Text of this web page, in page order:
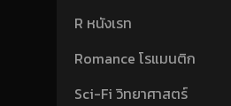
R หนังเรท
Romance โรแมนติก
Sci-Fi วิทยาศาสตร์